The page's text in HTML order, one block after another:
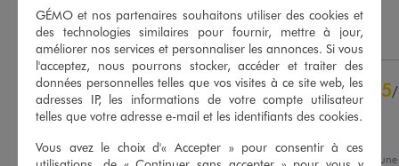
Voir tous les avis sur ce site
5étoiles
61
étoiles
3étoiles
1
2étoiles
1
Utile(0) Signaler
5/
Avis vérifié et récompensé
Avis du 11/06/2026 , suite à
GÉMO et nos partenaires souhaitons utiliser des cookies et
des technologies similaires pour fournir, mettre à jour,
améliorer nos services et personnaliser les annonces. Si vous
l'acceptez, nous pourrons stocker, accéder et traiter des
données personnelles telles que vos visites à ce site web, les
adresses IP, les informations de votre compte utilisateur
telles que votre adresse e-mail et les identifiants des cookies.
Vous avez le choix d'« Accepter » pour consentir à ces